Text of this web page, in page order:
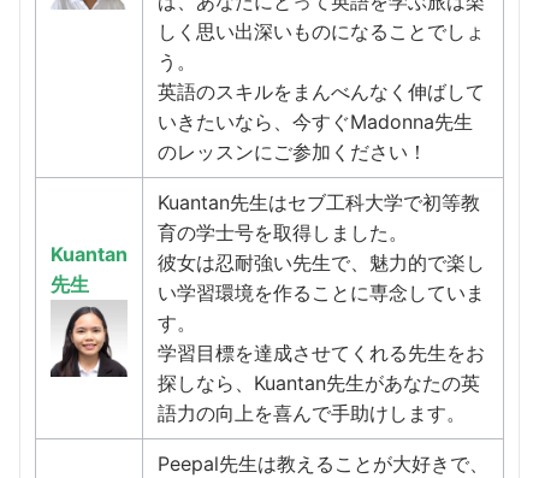
しく思い出深いものになることでしょ
う。
英語のスキルをまんべんなく伸ばして
いきたいなら、今すぐMadonna先生
のレッスンにご参加ください！
Kuantan
先生
Kuantan先生はセブ工科大学で初等教
育の学士号を取得しました。
彼女は忍耐強い先生で、魅力的で楽し
い学習環境を作ることに専念していま
す。
学習目標を達成させてくれる先生をお
探しなら、Kuantan先生があなたの英
語力の向上を喜んで手助けします。
Peepal先生は教えることが大好きで、